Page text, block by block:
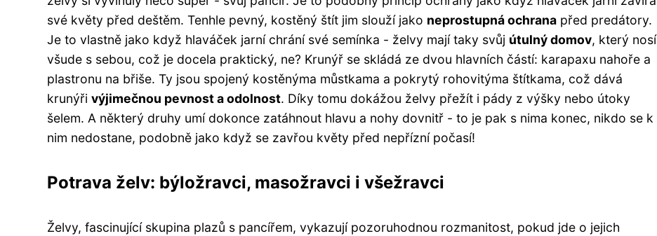
své květy před deštěm. Tenhle pevný, kostěný štít jim slouží jako neprostupná ochrana před predátory.
Je to vlastně jako když hlaváček jarní chrání své semínka - želvy mají taky svůj útulný domov, který nosí
všude s sebou, což je docela praktický, ne? Krunýř se skládá ze dvou hlavních částí: karapaxu nahoře a
plastronu na břiše. Ty jsou spojený kostěnýma můstkama a pokrytý rohovitýma štítkama, což dává
krunýři výjimečnou pevnost a odolnost. Díky tomu dokážou želvy přežít i pády z výšky nebo útoky
šelem. A některý druhy umí dokonce zatáhnout hlavu a nohy dovnitř - to je pak s nima konec, nikdo se k
nim nedostane, podobně jako když se zavřou květy před nepřízní počasí!
Potrava želv: býložravci, masožravci i všežravci
Želvy, fascinující skupina plazů s pancířem, vykazují pozoruhodnou rozmanitost, pokud jde o jejich